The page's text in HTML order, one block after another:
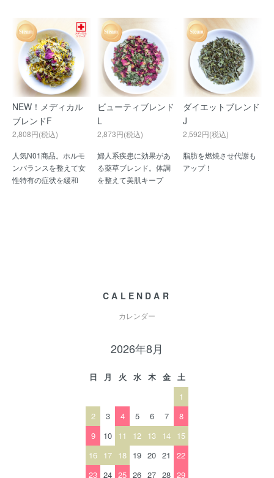
NEW！メディカル
ブレンドF
2,808円(税込)
人気N01商品。ホルモ
ンバランスを整えて女
性特有の症状を緩和
ビューティブレンド
L
2,873円(税込)
婦人系疾患に効果があ
る薬草ブレンド。体調
を整えて美肌キープ
ダイエットブレンド
J
2,592円(税込)
脂肪を燃焼させ代謝も
アップ！
CALENDAR
カレンダー
2026年8月
日 月 火 水 木 金
土
1
2
3 4 5 6 7
8
9
10 11 12 13 14 15
16 17 18 19 20 21
22
23 24 25 26 27 28 29